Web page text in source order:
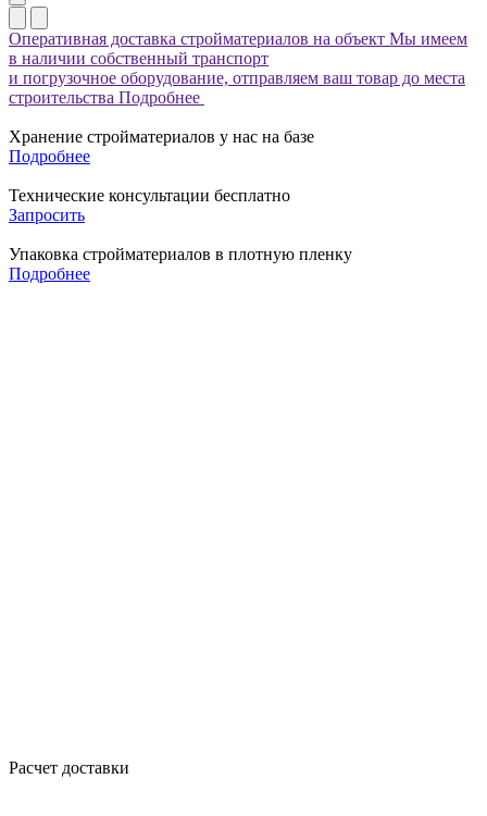
Оперативная доставка стройматериалов на объект Мы имеем
в наличии собственный транспорт
и погрузочное оборудование, отправляем ваш товар до места
строительства Подробнее
Хранение стройматериалов у нас на базе
Подробнее
Технические консультации бесплатно
Запросить
Упаковка стройматериалов в плотную пленку
Подробнее
Расчет доставки